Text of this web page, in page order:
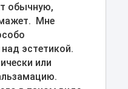
обычную,
Мне
эстетикой.
или